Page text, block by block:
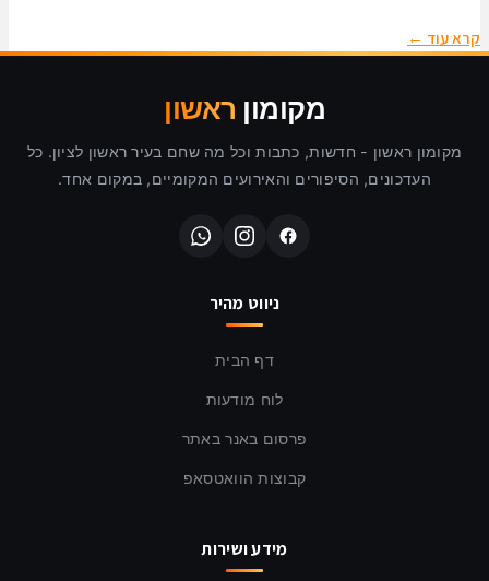
קרא עוד ←
מקומון ראשון
מקומון ראשון - חדשות, כתבות וכל מה שחם בעיר ראשון לציון. כל
העדכונים, הסיפורים והאירועים המקומיים, במקום אחד.
ניווט מהיר
דף הבית
לוח מודעות
פרסום באנר באתר
קבוצות הוואטסאפ
מידע ושירות